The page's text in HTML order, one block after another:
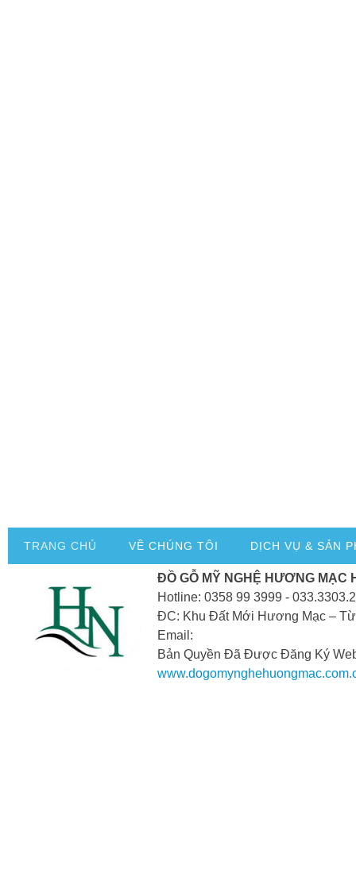
TRANG CHỦ VỀ CHÚNG TÔI DỊCH VỤ & SẢN
ĐỒ GỖ MỸ NGHỆ HƯƠNG MẠC
Hotline: 0358 99 3999 -
ĐC: Khu Đất Mới Hương Mạc –
Email:
Bản Quyền Đã Được Đăng Ký